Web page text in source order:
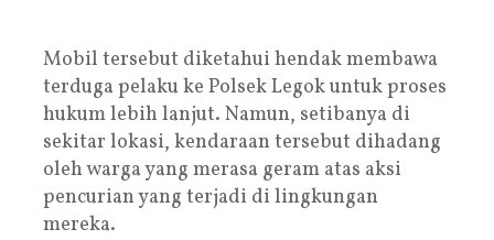
Mobil tersebut diketahui hendak membawa
terduga pelaku ke Polsek Legok untuk proses
hukum lebih lanjut. Namun, setibanya di
sekitar lokasi, kendaraan tersebut dihadang
oleh warga yang merasa geram atas aksi
pencurian yang terjadi di lingkungan
mereka.